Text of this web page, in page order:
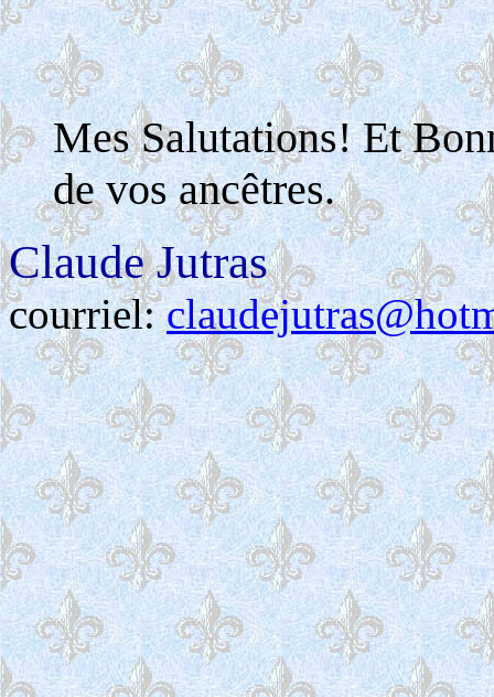
Mes Salutations! Et
de vos ancêtres.
Claude Jutras
courriel: